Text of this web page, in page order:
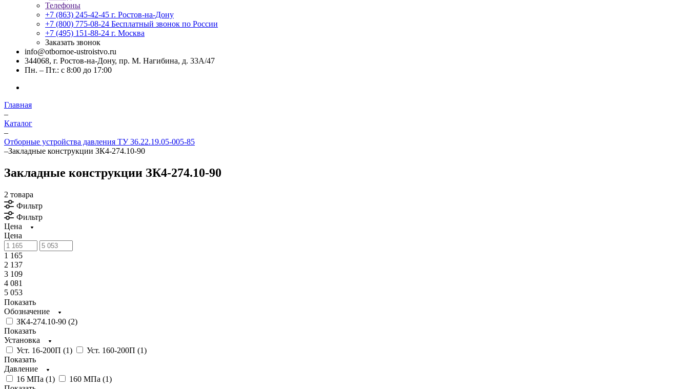
Телефоны
+7 (863) 245-42-45 г. Ростов-на-Дону
+7 (800) 775-08-24 Бесплатный звонок по России
+7 (495) 151-88-24 г. Москва
Заказать звонок
info@otbornoe-ustroistvo.ru
344068, г. Ростов-на-Дону, пр. М. Нагибина, д. 33А/47
Пн. – Пт.: с 8:00 до 17:00
Главная
–
Каталог
–
Отборные устройства давления ТУ 36.22.19.05-005-85
–Закладные конструкции ЗК4-274.10-90
Закладные конструкции ЗК4-274.10-90
2 товара
Фильтр
Фильтр
Цена
Цена
1 165
2 137
3 109
4 081
5 053
Показать
Обозначение
ЗК4-274.10-90 (2)
Показать
Установка
Уст. 16-200П (1) Уст. 160-200П (1)
Показать
Давление
16 МПа (1) 160 МПа (1)